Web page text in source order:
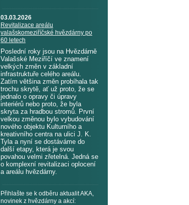
03.03.2026
Revitalizace areálu
valašskomeziříčské hvězdárny po
60 letech
Poslední roky jsou na Hvězdárně
Valašské Meziříčí ve znamení
velkých změn v základní
infrastruktuře celého areálu.
Zatím většina změn probíhala tak
trochu skrytě, ať už proto, že se
jednalo o opravy či úpravy
interiérů nebo proto, že byla
skryta za hradbou stromů. První
velkou změnou bylo vybudování
nového objektu Kulturního a
kreativního centra na ulici J. K.
Tyla a nyní se dostáváme do
další etapy, která je svou
povahou velmi zřetelná. Jedná se
o komplexní revitalizaci oplocení
a areálu hvězdárny.
Přihlašte se k odběru aktualit AKA,
novinek z hvězdárny a akcí: